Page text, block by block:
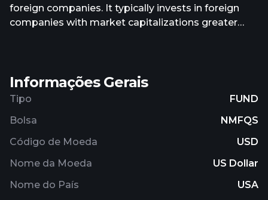
foreign companies. It typically invests in foreign
companies with market capitalizations greater
its primary stock exchange listing, and/or the
source of its revenues. Under normal market
net assets measured at the time of purchase in
equity securities of companies located in at least
Informações Gerais
Tipo
FUND
Bolsa
NMFQS
Código de Moeda
USD
Nome da Moeda
US Dollar
Nome do País
USA